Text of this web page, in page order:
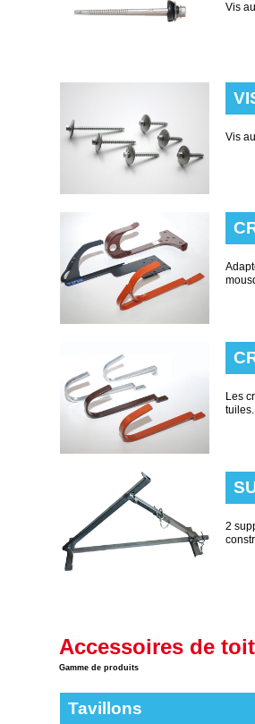
Vis
Vis
Les
2
Accessoires de
Gamme de produits
Tavillons